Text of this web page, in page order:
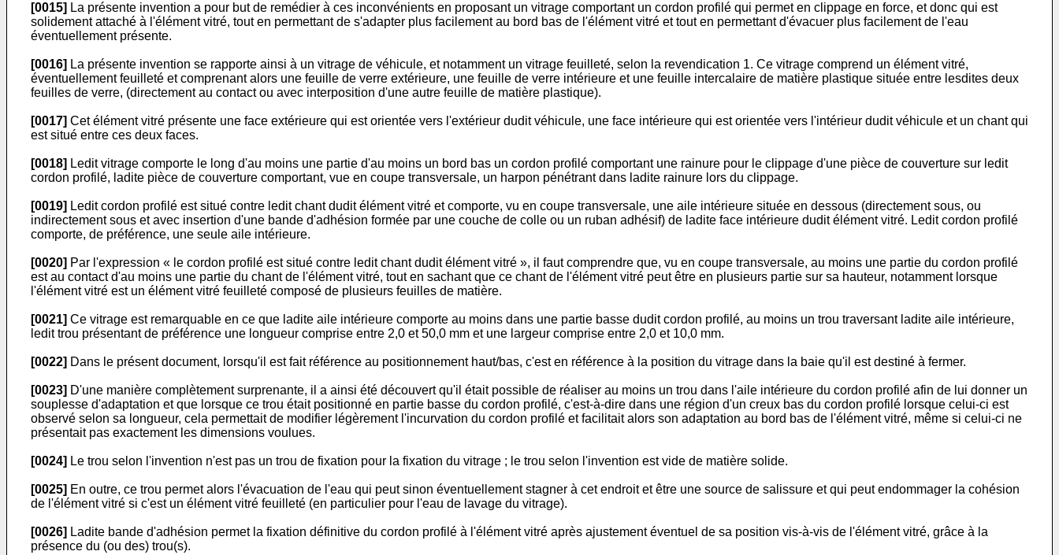
[0015] La présente invention a pour but de remédier à ces inconvénients en proposant un vitrage comportant un cordon profilé qui permet en clippage en force, et donc qui est
solidement attaché à l'élément vitré, tout en permettant de s'adapter plus facilement au bord bas de l'élément vitré et tout en permettant d'évacuer plus facilement de l'eau
éventuellement présente.
[0016] La présente invention se rapporte ainsi à un vitrage de véhicule, et notamment un vitrage feuilleté, selon la revendication 1. Ce vitrage comprend un élément vitré,
éventuellement feuilleté et comprenant alors une feuille de verre extérieure, une feuille de verre intérieure et une feuille intercalaire de matière plastique située entre lesdites deux
feuilles de verre, (directement au contact ou avec interposition d'une autre feuille de matière plastique).
[0017] Cet élément vitré présente une face extérieure qui est orientée vers l'extérieur dudit véhicule, une face intérieure qui est orientée vers l'intérieur dudit véhicule et un chant qui
est situé entre ces deux faces.
[0018] Ledit vitrage comporte le long d'au moins une partie d'au moins un bord bas un cordon profilé comportant une rainure pour le clippage d'une pièce de couverture sur ledit
cordon profilé, ladite pièce de couverture comportant, vue en coupe transversale, un harpon pénétrant dans ladite rainure lors du clippage.
[0019] Ledit cordon profilé est situé contre ledit chant dudit élément vitré et comporte, vu en coupe transversale, une aile intérieure située en dessous (directement sous, ou
indirectement sous et avec insertion d'une bande d'adhésion formée par une couche de colle ou un ruban adhésif) de ladite face intérieure dudit élément vitré. Ledit cordon profilé
comporte, de préférence, une seule aile intérieure.
[0020] Par l'expression « le cordon profilé est situé contre ledit chant dudit élément vitré », il faut comprendre que, vu en coupe transversale, au moins une partie du cordon profilé
est au contact d'au moins une partie du chant de l'élément vitré, tout en sachant que ce chant de l'élément vitré peut être en plusieurs partie sur sa hauteur, notamment lorsque
l'élément vitré est un élément vitré feuilleté composé de plusieurs feuilles de matière.
[0021] Ce vitrage est remarquable en ce que ladite aile intérieure comporte au moins dans une partie basse dudit cordon profilé, au moins un trou traversant ladite aile intérieure,
ledit trou présentant de préférence une longueur comprise entre 2,0 et 50,0 mm et une largeur comprise entre 2,0 et 10,0 mm.
[0022] Dans le présent document, lorsqu'il est fait référence au positionnement haut/bas, c'est en référence à la position du vitrage dans la baie qu'il est destiné à fermer.
[0023] D'une manière complètement surprenante, il a ainsi été découvert qu'il était possible de réaliser au moins un trou dans l'aile intérieure du cordon profilé afin de lui donner un
souplesse d'adaptation et que lorsque ce trou était positionné en partie basse du cordon profilé, c'est-à-dire dans une région d'un creux bas du cordon profilé lorsque celui-ci est
observé selon sa longueur, cela permettait de modifier légèrement l'incurvation du cordon profilé et facilitait alors son adaptation au bord bas de l'élément vitré, même si celui-ci ne
présentait pas exactement les dimensions voulues.
[0024] Le trou selon l'invention n'est pas un trou de fixation pour la fixation du vitrage ; le trou selon l'invention est vide de matière solide.
[0025] En outre, ce trou permet alors l'évacuation de l'eau qui peut sinon éventuellement stagner à cet endroit et être une source de salissure et qui peut endommager la cohésion
de l'élément vitré si c'est un élément vitré feuilleté (en particulier pour l'eau de lavage du vitrage).
[0026] Ladite bande d'adhésion permet la fixation définitive du cordon profilé à l'élément vitré après ajustement éventuel de sa position vis-à-vis de l'élément vitré, grâce à la
présence du (ou des) trou(s).